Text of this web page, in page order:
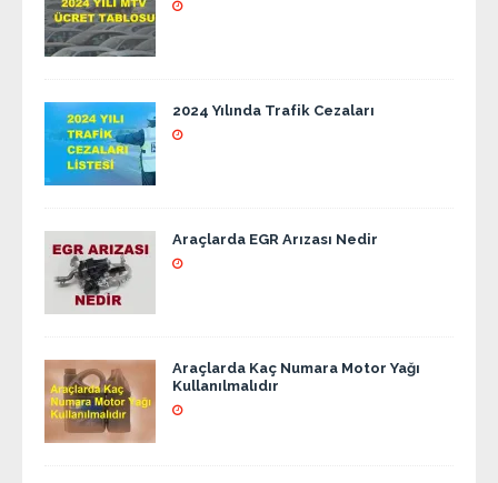
2024 Yılında Trafik Cezaları
Araçlarda EGR Arızası Nedir
Araçlarda Kaç Numara Motor Yağı
Kullanılmalıdır